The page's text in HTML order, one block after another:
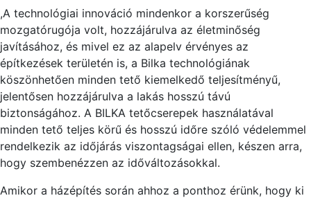
,A technológiai innováció mindenkor a korszerűség
mozgatórugója volt, hozzájárulva az életminőség
javításához, és mivel ez az alapelv érvényes az
építkezések területén is, a Bilka technológiának
köszönhetően minden tető kiemelkedő teljesítményű,
jelentősen hozzájárulva a lakás hosszú távú
biztonságához. A BILKA tetőcserepek használatával
minden tető teljes körű és hosszú időre szóló védelemmel
rendelkezik az időjárás viszontagságai ellen, készen arra,
hogy szembenézzen az időváltozásokkal.
Amikor a házépítés során ahhoz a ponthoz érünk, hogy ki